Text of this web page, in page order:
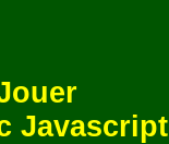
Javascript